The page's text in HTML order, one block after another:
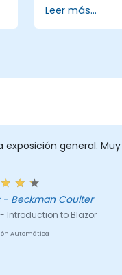
ejecutar
Leer más...
exposición general. Muy
Travis - Beckman Coulter
Introduction to Blazor
Automática